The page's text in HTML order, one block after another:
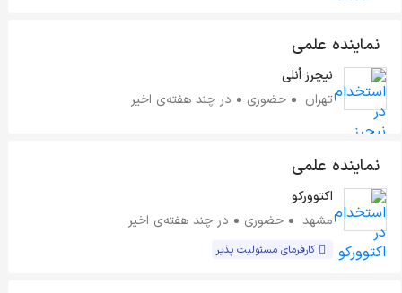
نماینده علمی
نیچرز اُنلی
تهران
حضوری در چند هفته‌ی اخیر
نماینده علمی
اکتوورکو
مشهد
حضوری در چند هفته‌ی اخیر
کارفرمای مسئولیت پذیر